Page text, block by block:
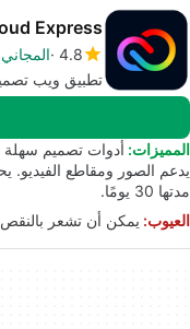
Express
4.8 المجاني
تطبيق ويب
المميزات: أدوات تصميم سهلة
يدعم الصور ومقاطع الفيديو.
مدتها 30 يومًا.
العيوب: يمكن أن تشعر